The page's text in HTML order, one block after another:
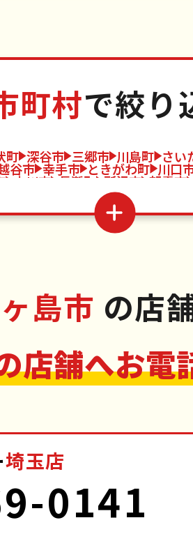
町村で絞り
町 深谷市 三郷市 川島町 さい
谷市 幸手市 ときがわ町 川口
吉川市 長瀞町 所沢市 朝霞市
美里町 本庄市
寄居町 狭山市
杉戸町
島市 の店
店舗へお電
埼玉店
0141